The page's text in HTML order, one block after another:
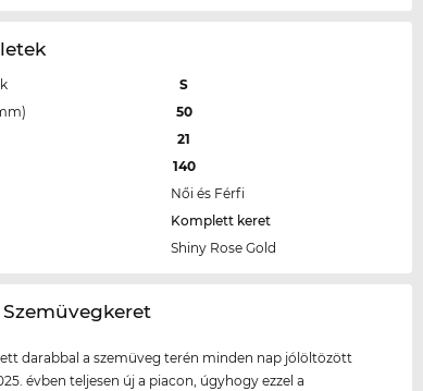
S
50
21
140
Női és Férfi
Komplett keret
Shiny Rose Gold
Szemüvegkeret
darabbal a szemüveg terén minden nap jólöltözött
évben teljesen új a piacon, úgyhogy ezzel a